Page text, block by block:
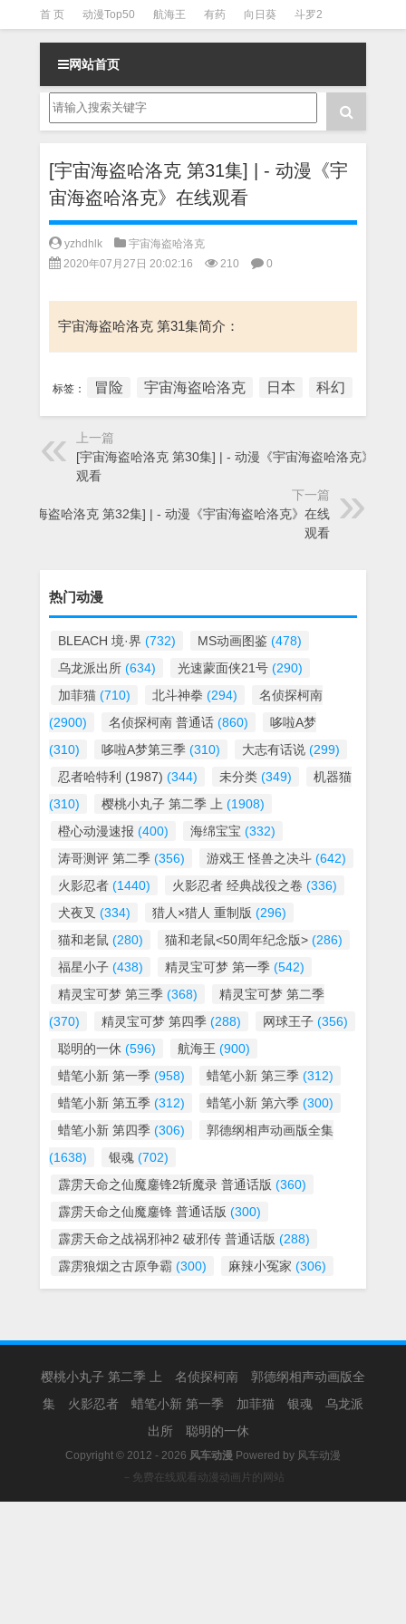
首 页 动漫Top50 航海王 有药 向日葵 斗罗2
斗罗3 火影 一拳超人 柯南 阴阳师 节目清单
网站首页
[宇宙海盗哈洛克 第31集] | - 动漫《宇
宙海盗哈洛克》在线观看
yzhdhlk
宇宙海盗哈洛克
2020年07月27日 20:02:16
210 0
宇宙海盗哈洛克 第31集简介：
标签： 冒险 宇宙海盗哈洛克 日本 科幻
上一篇
[宇宙海盗哈洛克 第30集] | - 动漫《宇宙海盗哈洛克》在线
观看
下一篇
[宇宙海盗哈洛克 第32集] | - 动漫《宇宙海盗哈洛克》在线
观看
热门动漫
BLEACH 境·界 (732) MS动画图鉴 (478)
乌龙派出所 (634) 光速蒙面侠21号 (290)
加菲猫 (710) 北斗神拳 (294)
名侦探柯南
(2900)
名侦探柯南 普通话 (860)
哆啦A梦
(310)
哆啦A梦第三季 (310) 大志有话说 (299)
忍者哈特利 (1987) (344) 未分类 (349)
机器猫
(310)
樱桃小丸子 第二季 上 (1908)
橙心动漫速报 (400) 海绵宝宝 (332)
涛哥测评 第二季 (356) 游戏王 怪兽之决斗 (642)
火影忍者 (1440) 火影忍者 经典战役之卷 (336)
犬夜叉 (334) 猎人×猎人 重制版 (296)
猫和老鼠 (280) 猫和老鼠<50周年纪念版> (286)
福星小子 (438) 精灵宝可梦 第一季 (542)
精灵宝可梦 第三季 (368)
精灵宝可梦 第二季
(370)
精灵宝可梦 第四季 (288) 网球王子 (356)
聪明的一休 (596) 航海王 (900)
蜡笔小新 第一季 (958) 蜡笔小新 第三季 (312)
蜡笔小新 第五季 (312) 蜡笔小新 第六季 (300)
蜡笔小新 第四季 (306)
郭德纲相声动画版全集
(1638)
银魂 (702)
霹雳天命之仙魔鏖锋2斩魔录 普通话版 (360)
霹雳天命之仙魔鏖锋 普通话版 (300)
霹雳天命之战祸邪神2 破邪传 普通话版 (288)
霹雳狼烟之古原争霸 (300) 麻辣小冤家 (306)
樱桃小丸子 第二季 上 名侦探柯南
郭德纲相声动画版全
集
火影忍者 蜡笔小新 第一季 加菲猫 银魂
乌龙派
出所
聪明的一休
Copyright © 2012 - 2026 风车动漫 Powered by 风车动漫
－免费在线观看动漫动画片的网站